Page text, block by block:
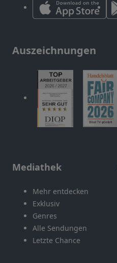
Auszeichnungen
Mediathek
Mehr entdecken
Exklusiv
Genres
Alle Sendungen
Letzte Chance